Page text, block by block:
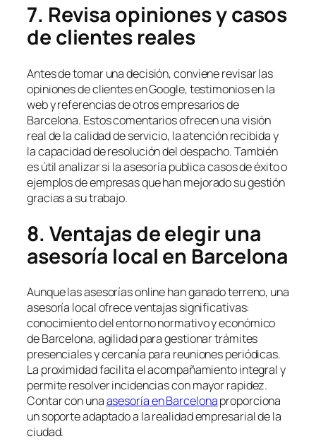
7. Revisa opiniones y casos
de clientes reales
Antes de tomar una decisión, conviene revisar las
opiniones de clientes en Google, testimonios en la
web y referencias de otros empresarios de
Barcelona. Estos comentarios ofrecen una visión
real de la calidad de servicio, la atención recibida y
la capacidad de resolución del despacho. También
es útil analizar si la asesoría publica casos de éxito o
ejemplos de empresas que han mejorado su gestión
gracias a su trabajo.
8. Ventajas de elegir una
asesoría local en Barcelona
Aunque las asesorías online han ganado terreno, una
asesoría local ofrece ventajas significativas:
conocimiento del entorno normativo y económico
de Barcelona, agilidad para gestionar trámites
presenciales y cercanía para reuniones periódicas.
La proximidad facilita el acompañamiento integral y
permite resolver incidencias con mayor rapidez.
Contar con unaasesoría en Barcelonaproporciona
un soporte adaptado a la realidad empresarial de la
ciudad.